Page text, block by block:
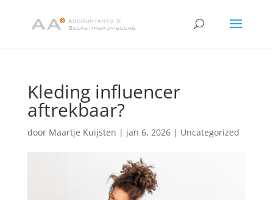
Kleding influencer
aftrekbaar?
door Maartje Kuijsten | jan 6, 2026| Uncategorized